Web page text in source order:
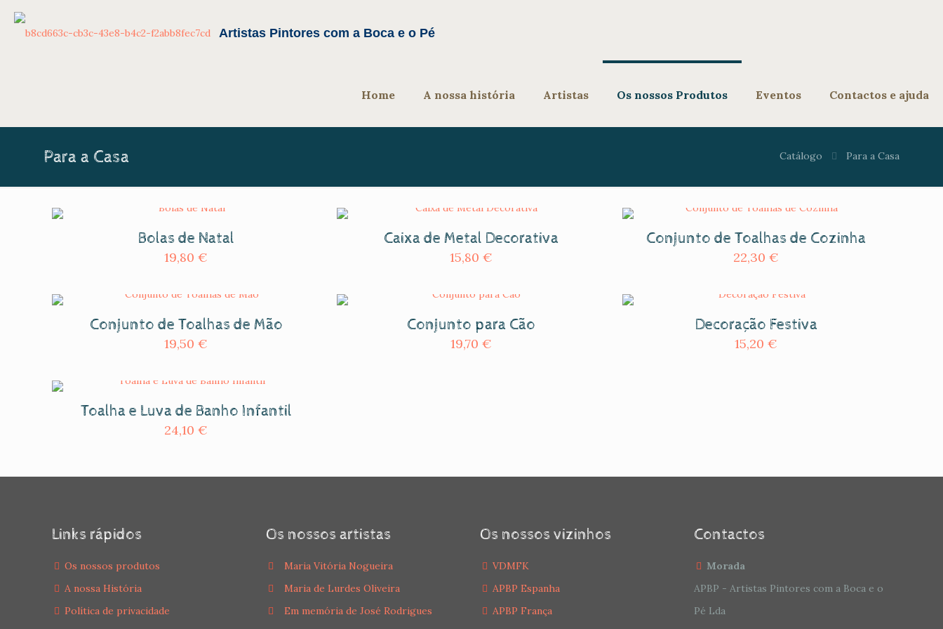
Home A nossa história Artistas Os nossos Produtos Eventos Contactos e ajuda
Para a Casa Catálogo Para a Casa
Bolas de Natal
19,80€
Caixa de Metal Decorativa
15,80 €
Conjunto de Toalhas de Cozinha
22,30€
Conjunto de Toalhas de Mão
19,50€
Conjunto para Cão
19,70 €
Decoração Festiva
15,20€
Toalha e Luva de Banho Infantil
24,10€
Links rápidos
Os nossos produtos
A nossa História
Política de privacidade
Os nossos artistas
Maria Vitória Nogueira
Maria de Lurdes Oliveira
Em memória de José Rodrigues
Os nossos vizinhos
VDMFK
APBP Espanha
APBP França
Contactos
Morada
APBP - Artistas Pintores com a Boca e o
Pé Lda